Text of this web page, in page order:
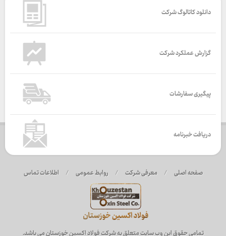
دانلود کاتالوگ شرکت
گزارش عملکرد شرکت
پیگیری سفارشات
دریافت خبرنامه
صفحه اصلی / معرفی شرکت / روابط عمومی / اطلاعات تماس
تمامی حقوق این وب سایت متعلق به شرکت فولاد اکسین خوزستان می باشد.